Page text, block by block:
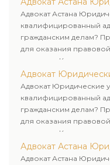
клиенту.
Адвокат Астана
квалифицированный
гражданским делам?
для оказания
клиентам.
юридических лиц.
клиенту.
Адвокат
Адвокат Юридические
квалифицированный
гражданским делам?
для оказания
клиентам.
юридических лиц.
клиенту.
Адвокат Астана
Адвокат Астана